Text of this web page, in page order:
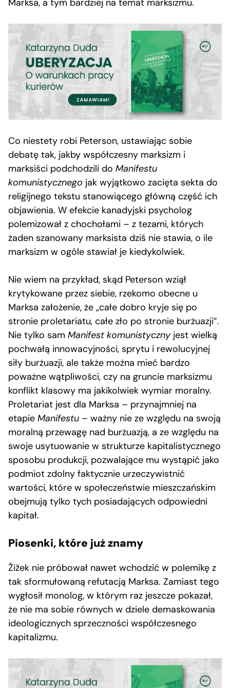
Marksa, a tym bardziej na temat marksizmu.
Co niestety robi Peterson, ustawiając sobie
debatę tak, jakby współczesny marksizm i
marksiści podchodzili do Manifestu
komunistycznego jak wyjątkowo zacięta sekta do
religijnego tekstu stanowiącego główną część ich
objawienia. W efekcie kanadyjski psycholog
polemizował z chochołami – z tezami, których
żaden szanowany marksista dziś nie stawia, o ile
marksizm w ogóle stawiał je kiedykolwiek.
Nie wiem na przykład, skąd Peterson wziął
krytykowane przez siebie, rzekomo obecne u
Marksa założenie, że „całe dobro kryje się po
stronie proletariatu, całe zło po stronie burżuazji”.
Nie tylko sam Manifest komunistycznyjest wielką
pochwałą innowacyjności, sprytu i rewolucyjnej
siły burżuazji, ale także można mieć bardzo
poważne wątpliwości, czy na gruncie marksizmu
konflikt klasowy ma jakikolwiek wymiar moralny.
Proletariat jest dla Marksa – przynajmniej na
etapie Manifestu – ważny nie ze względu na swoją
moralną przewagę nad burżuazją, a ze względu na
swoje usytuowanie w strukturze kapitalistycznego
sposobu produkcji, pozwalające mu wystąpić jako
podmiot zdolny faktycznie urzeczywistnić
wartości, które w społeczeństwie mieszczańskim
obejmują tylko tych posiadających odpowiedni
kapitał.
Piosenki, które już znamy
Žižek nie próbował nawet wchodzić w polemikę z
tak sformułowaną refutacją Marksa. Zamiast tego
wygłosił monolog, w którym raz jeszcze pokazał,
że nie ma sobie równych w dziele demaskowania
ideologicznych sprzeczności współczesnego
kapitalizmu.